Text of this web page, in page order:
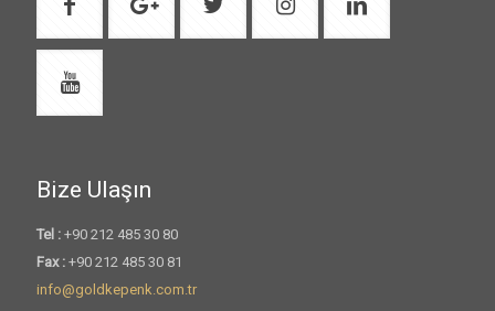
Bize Ulaşın
Tel : +90 212 485 30 80
Fax : +90 212 485 30 81
info@goldkepenk.com.tr